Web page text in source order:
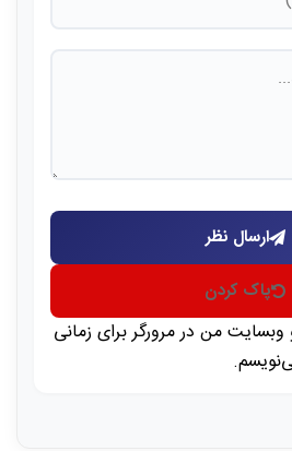
ارسال نظر
پاک کردن
وبسایت من در مرورگر برای زمانی